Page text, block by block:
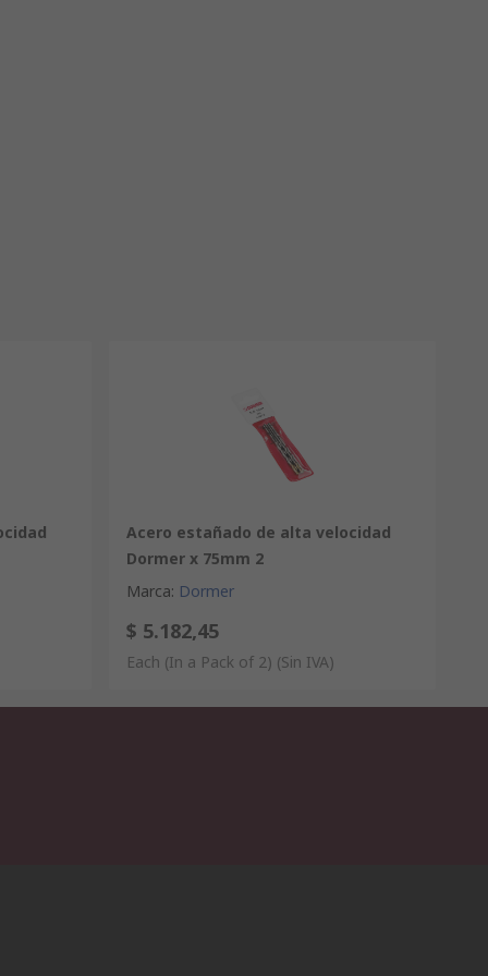
Acero estañado de alta velocidad
Dormer x 75mm 2
Marca: Dormer
$ 5.182,45
Each (In a Pack of 2) (Sin IVA)